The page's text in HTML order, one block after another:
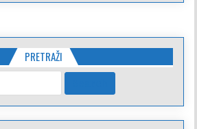
PRETRAŽI